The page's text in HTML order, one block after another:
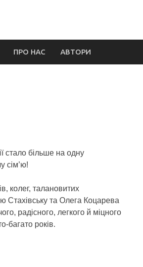
ПРО НАС АВТОРИ
стало більше на одну
сім’ю!
колег, талановитих
Стахівську та Олега Коцарева
радісного, легкого й міцного
років.